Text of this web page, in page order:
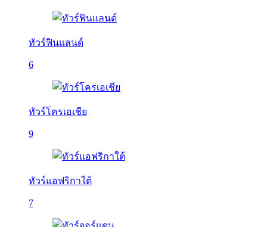
ทัวร์ฟินแลนด์
6
ทัวร์โครเอเชีย
9
ทัวร์แอฟริกาใต้
7